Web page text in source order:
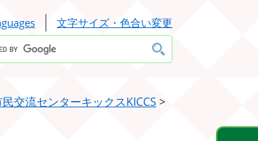
文字サイズ・色合い変更
交流センターキックスKICCS >